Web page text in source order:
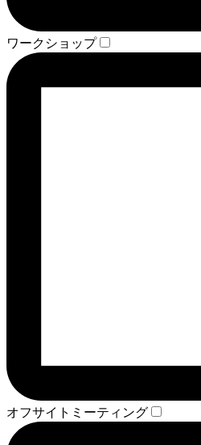
ワークショップ
オフサイトミーティング